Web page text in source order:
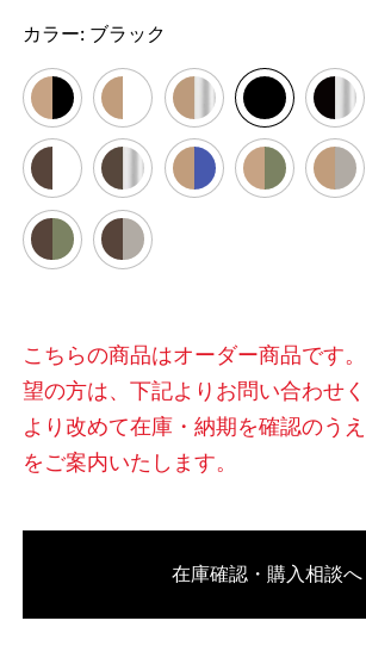
オーク/ホワイト /
system-s-200-3-
カラー: ブラック
こちらの商品はオーダー商品です
望の方は、下記よりお問い合わせ
より改めて在庫・納期を確認のう
をご案内いたします。
在庫確認・購入相談へ